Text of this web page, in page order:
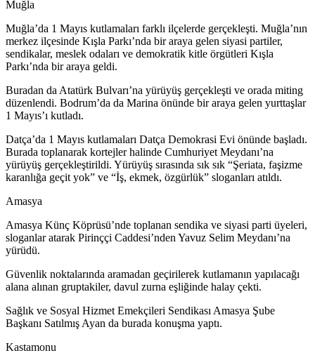
Muğla
Muğla’da 1 Mayıs kutlamaları farklı ilçelerde gerçekleşti. Muğla’nın
merkez ilçesinde Kışla Parkı’nda bir araya gelen siyasi partiler,
sendikalar, meslek odaları ve demokratik kitle örgütleri Kışla
Parkı’nda bir araya geldi.
Buradan da Atatürk Bulvarı’na yürüyüş gerçekleşti ve orada miting
düzenlendi. Bodrum’da da Marina önünde bir araya gelen yurttaşlar
1 Mayıs’ı kutladı.
Datça’da 1 Mayıs kutlamaları Datça Demokrasi Evi önünde başladı.
Burada toplanarak kortejler halinde Cumhuriyet Meydanı’na
yürüyüş gerçekleştirildi. Yürüyüş sırasında sık sık “Şeriata, faşizme
karanlığa geçit yok” ve “İş, ekmek, özgürlük” sloganları atıldı.
Amasya
​​​​​​​Amasya Künç Köprüsü’nde toplanan sendika ve siyasi parti üyeleri,
sloganlar atarak Pirinççi Caddesi’nden Yavuz Selim Meydanı’na
yürüdü.
Güvenlik noktalarında aramadan geçirilerek kutlamanın yapılacağı
alana alınan gruptakiler, davul zurna eşliğinde halay çekti.
Sağlık ve Sosyal Hizmet Emekçileri Sendikası Amasya Şube
Başkanı Satılmış Ayan da burada konuşma yaptı.
Kastamonu